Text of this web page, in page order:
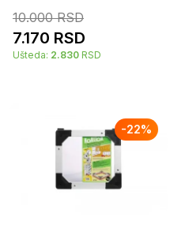
10.000RSD
7.170 RSD
Ušteda: 2.830 RSD
-22%